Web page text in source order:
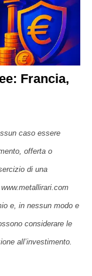
Francia,
caso essere
offerta o
di una
e, in nessun modo e
considerare le
all’investimento.